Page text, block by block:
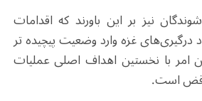
نیز بر این باورند که اقدامات
غزه وارد وضعیت پیچیده تر
امر با نخستین اهداف اصلی عملیات
است.